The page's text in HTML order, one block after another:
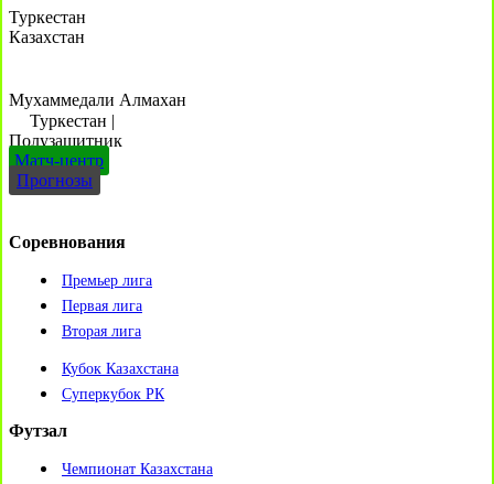
Туркестан
Казахстан
Мухаммедали Алмахан
Туркестан |
Полузащитник
Матч-центр
Прогнозы
Соревнования
Премьер лига
Первая лига
Вторая лига
Кубок Казахстана
Суперкубок РК
Футзал
Чемпионат Казахстана